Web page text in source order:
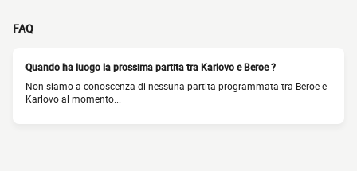
FAQ
Quando ha luogo la prossima partita tra Karlovo e Beroe ?
Non siamo a conoscenza di nessuna partita programmata tra Beroe e
Karlovo al momento...